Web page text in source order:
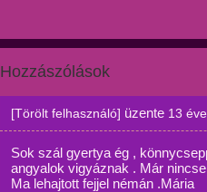
Hozzászólások
[Törölt felhasználó] üzente 13 éve
Sok szál gyertya ég ,
angyalok vigyáznak . Már
Ma lehajtott fejjel némán .Mária